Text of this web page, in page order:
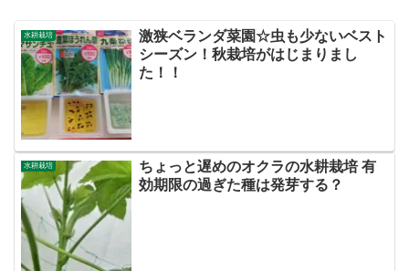
水耕栽培
激狭ベランダ菜園☆虫も少ないベスト
シーズン！秋栽培がはじまりまし
た！！
水耕栽培
ちょっと遅めのオクラの水耕栽培 有
効期限の過ぎた種は発芽する？